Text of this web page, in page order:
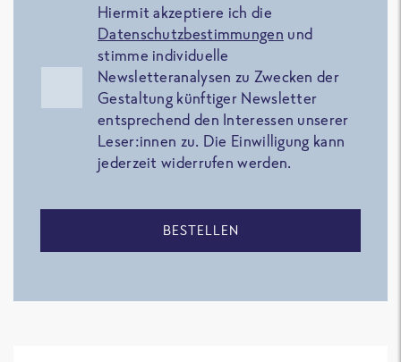
Hiermit akzeptiere ich die
Datenschutzbestimmungen und
stimme individuelle
Newsletteranalysen zu Zwecken der
Gestaltung künftiger Newsletter
entsprechend den Interessen unserer
Leser:innen zu. Die Einwilligung kann
jederzeit widerrufen werden.
BESTELLEN